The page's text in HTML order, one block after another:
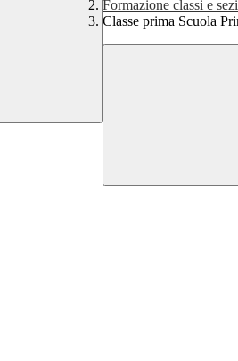
Formazione classi e
Classe prima Scuola